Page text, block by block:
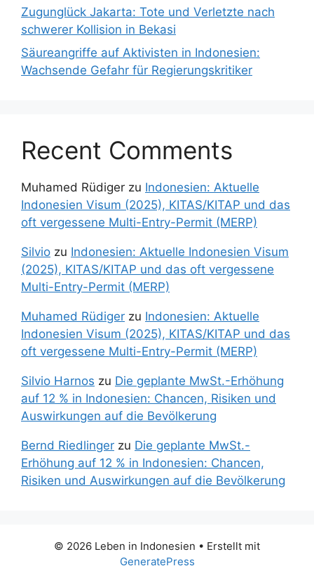
Zugunglück Jakarta: Tote und Verletzte nach
schwerer Kollision in Bekasi
Säureangriffe auf Aktivisten in Indonesien:
Wachsende Gefahr für Regierungskritiker
Recent Comments
Muhamed Rüdiger zu Indonesien: Aktuelle
Indonesien Visum (2025), KITAS/KITAP und das
oft vergessene Multi-Entry-Permit (MERP)
Silvio zu Indonesien: Aktuelle Indonesien Visum
(2025), KITAS/KITAP und das oft vergessene
Multi-Entry-Permit (MERP)
Muhamed Rüdiger zu Indonesien: Aktuelle
Indonesien Visum (2025), KITAS/KITAP und das
oft vergessene Multi-Entry-Permit (MERP)
Silvio Harnos zu Die geplante MwSt.-Erhöhung
auf 12 % in Indonesien: Chancen, Risiken und
Auswirkungen auf die Bevölkerung
Bernd Riedlinger zu Die geplante MwSt.-
Erhöhung auf 12 % in Indonesien: Chancen,
Risiken und Auswirkungen auf die Bevölkerung
© 2026 Leben in Indonesien • Erstellt mit
GeneratePress